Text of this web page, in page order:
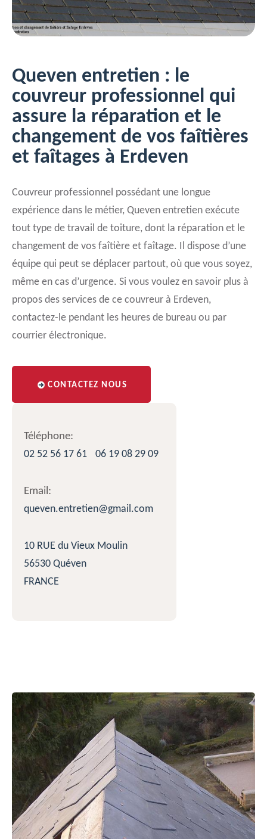
Queven entretien : le
couvreur professionnel qui
assure la réparation et le
changement de vos faîtières
et faîtages à Erdeven
Couvreur professionnel possédant une longue
expérience dans le métier, Queven entretien exécute
tout type de travail de toiture, dont la réparation et le
changement de vos faîtière et faîtage. Il dispose d’une
équipe qui peut se déplacer partout, où que vous soyez,
même en cas d’urgence. Si vous voulez en savoir plus à
propos des services de ce couvreur à Erdeven,
contactez-le pendant les heures de bureau ou par
courrier électronique.
CONTACTEZ NOUS
Téléphone:
02 52 56 17 61
06 19 08 29 09
Email:
queven.entretien@gmail.com
10 RUE du Vieux Moulin
56530 Quéven
FRANCE